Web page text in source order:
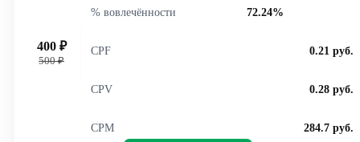
История
% вовлечённости 72.24%
CPF 0.21 руб.
CPV 0.28 руб.
CPM 284.7 руб.
400 ₽
500 ₽